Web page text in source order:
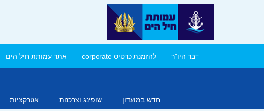
דבר היו"ר להזמנת כרטיס corporate אתר עמותת חיל הים
חדש במועדון שופינג וצרכנות אטרקציות